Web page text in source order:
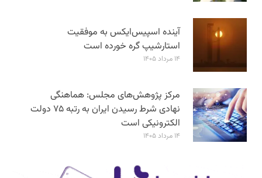
آینده اسپیس‌ایکس به موفقیت
استارشیپ گره خورده است
۱۴ مرداد ۱۴۰۵
مرکز پژوهش‌های مجلس: هماهنگی
نهادی شرط رسیدن ایران به رتبه ۷۵ دولت
الکترونیکی است
۱۴ مرداد ۱۴۰۵